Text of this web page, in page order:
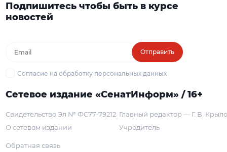
Подпишитесь чтобы быть в курсе
новостей
Отправить
Согласие на обработку персональных данных
Сетевое издание «СенатИнформ» / 16+
Свидетельство Эл № ФС77-79212
О сетевом издании
Главный редактор — Г. В.
Учредитель
Обратная связь